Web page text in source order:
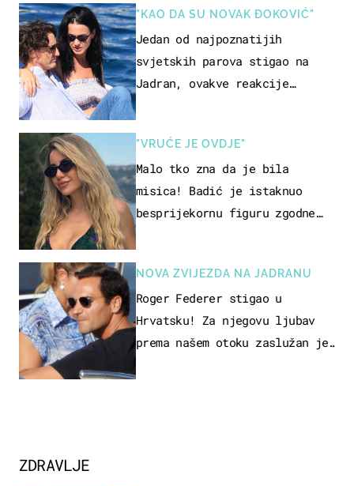
"KAO DA SU NOVAK ĐOKOVIĆ"
Jedan od najpoznatijih
svjetskih parova stigao na
Jadran, ovakve reakcije
"VRUĆE JE OVDJE"
Malo tko zna da je bila
misica! Badić je istaknuo
besprijekornu figuru zgodne
NOVA ZVIJEZDA NA JADRANU
Roger Federer stigao u
Hrvatsku! Za njegovu ljubav
prema našem otoku zaslužan je
ZDRAVLJE